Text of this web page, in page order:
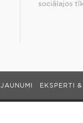
sociālajos
JAUNUMI EKSPERTI